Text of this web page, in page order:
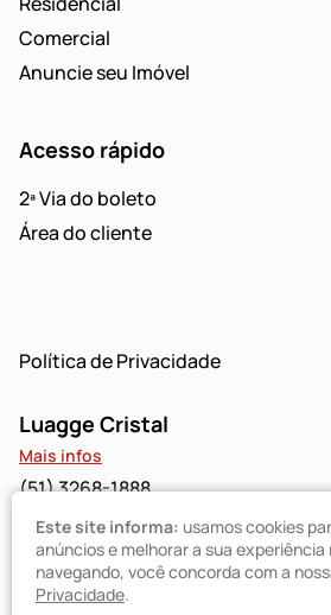
Comercial
Anuncie seu Imóvel
Acesso rápido
2ª Via do boleto
Área do cliente
Política de Privacidade
Luagge Cristal
Mais infos
(51) 3268-1888
Luagge Bravo
Mais infos
Este site informa: usamos cookies
anúncios e melhorar a sua
navegando, você concorda com a
Privacidade.